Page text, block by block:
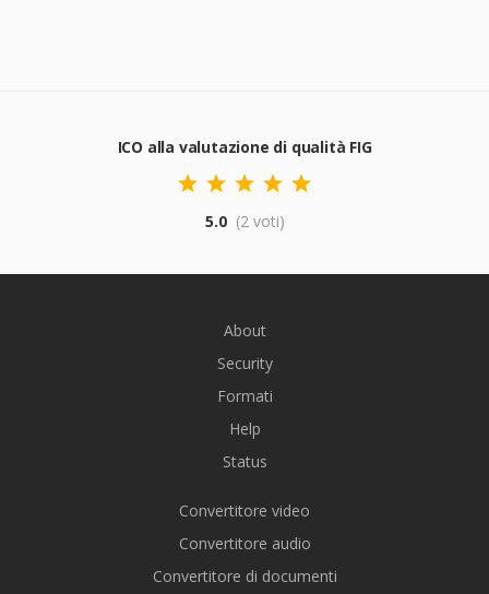
ICO alla valutazione di qualità FIG
5.0 (2 voti)
About
Security
Formati
Help
Status
Convertitore video
Convertitore audio
Convertitore di documenti